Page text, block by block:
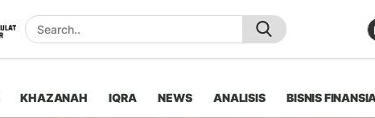
KHAZANAH IQRA NEWS ANALISIS BISNIS